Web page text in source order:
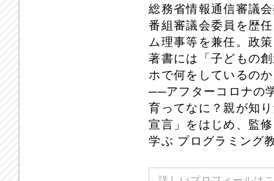
総務省情報通信審議
番組審議会委員を歴
ム理事等を兼任。政
著書には「子どもの
ホで何をしているの
──アフターコロナの
育ってなに？親が知
宣言」をはじめ、監
学ぶ プログラミング